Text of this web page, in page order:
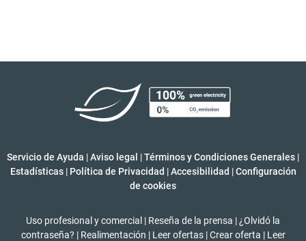
Servicio de Ayuda |Aviso legal |Términos y Condiciones Generales |
Estadísticas | Política de Privacidad | Accesibilidad | Configuración
de cookies
Uso profesional y comercial | Reseña de la prensa | ¿Olvidó la
contraseña? | Realimentación | Leer ofertas | Crear oferta | Leer